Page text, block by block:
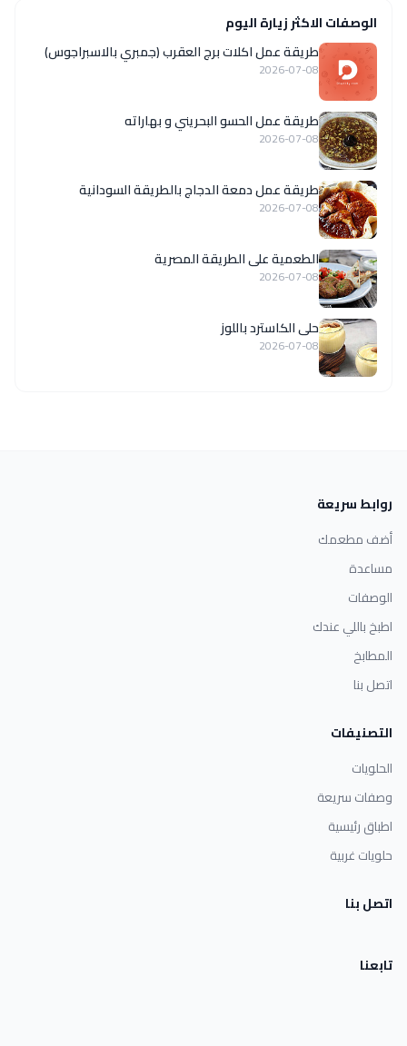
الوصفات الاكثر زيارة اليوم
طريقة عمل اكلات برج العقرب (جمبري بالاسبراجوس)
2026-07-08
طريقة عمل الحسو البحريني و بهاراته
2026-07-08
طريقة عمل دمعة الدجاج بالطريقة السودانية
2026-07-08
الطعمية على الطريقة المصرية
2026-07-08
حلى الكاسترد باللوز
2026-07-08
روابط سريعة
أضف مطعمك
مساعدة
الوصفات
اطبخ باللي عندك
المطابخ
اتصل بنا
التصنيفات
الحلويات
وصفات سريعة
اطباق رئيسية
حلويات غربية
اتصل بنا
تابعنا